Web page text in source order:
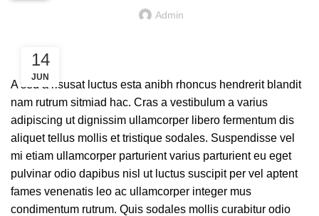
Admin
14
JUN
A sed a risusat luctus esta anibh rhoncus hendrerit blandit
nam rutrum sitmiad hac. Cras a vestibulum a varius
adipiscing ut dignissim ullamcorper libero fermentum dis
aliquet tellus mollis et tristique sodales. Suspendisse vel
mi etiam ullamcorper parturient varius parturient eu eget
pulvinar odio dapibus nisl ut luctus suscipit per vel aptent
fames venenatis leo ac ullamcorper integer mus
condimentum rutrum. Quis sodales mollis curabitur odio